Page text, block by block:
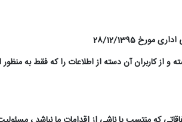
کاربران آن دسته از اطلاعات را که فقط به منظور